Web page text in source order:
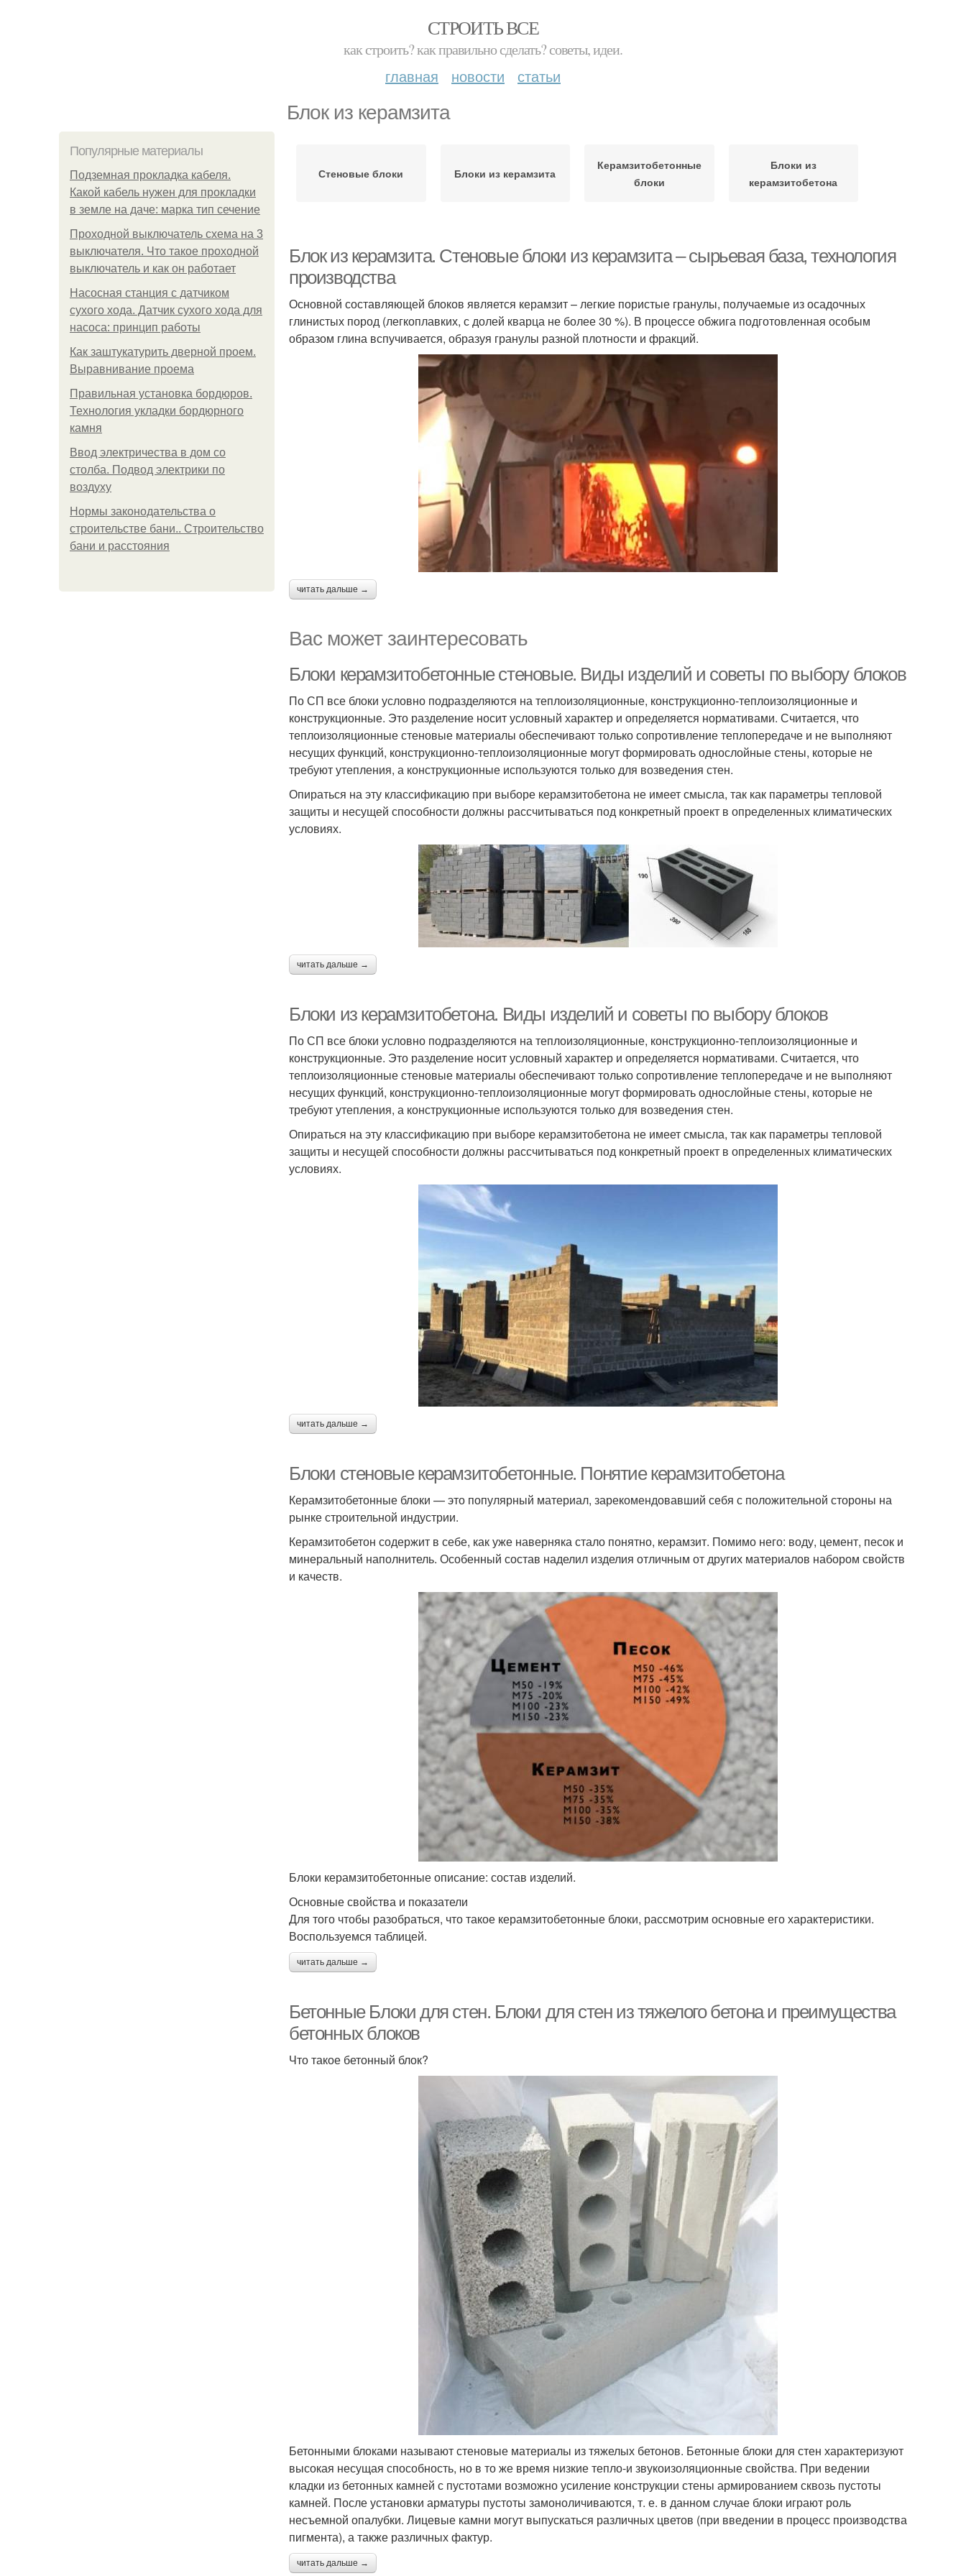
СТРОИТЬ ВСЕ
как строить? как правильно сделать? советы, идеи.
главная новости статьи
Блок из керамзита
Популярные материалы
Подземная прокладка кабеля.
Какой кабель нужен для прокладки
в земле на даче: марка тип сечение
Проходной выключатель схема на 3
выключателя. Что такое проходной
выключатель и как он работает
Насосная станция с датчиком
сухого хода. Датчик сухого хода для
насоса: принцип работы
Как заштукатурить дверной проем.
Выравнивание проема
Правильная установка бордюров.
Технология укладки бордюрного
камня
Ввод электричества в дом со
столба. Подвод электрики по
воздуху
Нормы законодательства о
строительстве бани.. Строительство
бани и расстояния
Стеновые блоки Блоки из керамзита
Керамзитобетонные
блоки
Блоки из
керамзитобетона
Блок из керамзита. Стеновые блоки из керамзита – сырьевая база, технология
производства
Основной составляющей блоков является керамзит – легкие пористые гранулы, получаемые из осадочных
глинистых пород (легкоплавких, с долей кварца не более 30 %). В процессе обжига подготовленная особым
образом глина вспучивается, образуя гранулы разной плотности и фракций.
читать дальше →
Вас может заинтересовать
Блоки керамзитобетонные стеновые. Виды изделий и советы по выбору блоков
По СП все блоки условно подразделяются на теплоизоляционные, конструкционно-теплоизоляционные и
конструкционные. Это разделение носит условный характер и определяется нормативами. Считается, что
теплоизоляционные стеновые материалы обеспечивают только сопротивление теплопередаче и не выполняют
несущих функций, конструкционно-теплоизоляционные могут формировать однослойные стены, которые не
требуют утепления, а конструкционные используются только для возведения стен.
Опираться на эту классификацию при выборе керамзитобетона не имеет смысла, так как параметры тепловой
защиты и несущей способности должны рассчитываться под конкретный проект в определенных климатических
условиях.
читать дальше →
Блоки из керамзитобетона. Виды изделий и советы по выбору блоков
По СП все блоки условно подразделяются на теплоизоляционные, конструкционно-теплоизоляционные и
конструкционные. Это разделение носит условный характер и определяется нормативами. Считается, что
теплоизоляционные стеновые материалы обеспечивают только сопротивление теплопередаче и не выполняют
несущих функций, конструкционно-теплоизоляционные могут формировать однослойные стены, которые не
требуют утепления, а конструкционные используются только для возведения стен.
Опираться на эту классификацию при выборе керамзитобетона не имеет смысла, так как параметры тепловой
защиты и несущей способности должны рассчитываться под конкретный проект в определенных климатических
условиях.
читать дальше →
Блоки стеновые керамзитобетонные. Понятие керамзитобетона
Керамзитобетонные блоки — это популярный материал, зарекомендовавший себя с положительной стороны на
рынке строительной индустрии.
Керамзитобетон содержит в себе, как уже наверняка стало понятно, керамзит. Помимо него: воду, цемент, песок и
минеральный наполнитель. Особенный состав наделил изделия отличным от других материалов набором свойств
и качеств.
Блоки керамзитобетонные описание: состав изделий.
Основные свойства и показатели
Для того чтобы разобраться, что такое керамзитобетонные блоки, рассмотрим основные его характеристики.
Воспользуемся таблицей.
читать дальше →
Бетонные Блоки для стен. Блоки для стен из тяжелого бетона и преимущества
бетонных блоков
Что такое бетонный блок?
Бетонными блоками называют стеновые материалы из тяжелых бетонов. Бетонные блоки для стен характеризуют
высокая несущая способность, но в то же время низкие тепло-и звукоизоляционные свойства. При ведении
кладки из бетонных камней с пустотами возможно усиление конструкции стены армированием сквозь пустоты
камней. После установки арматуры пустоты замоноличиваются, т. е. в данном случае блоки играют роль
несъемной опалубки. Лицевые камни могут выпускаться различных цветов (при введении в процесс производства
пигмента), а также различных фактур.
читать дальше →